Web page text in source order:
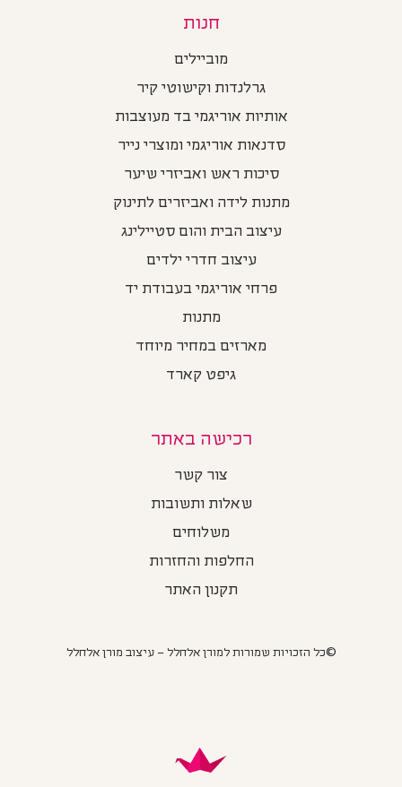
חנות
מוביילים
גרלנדות וקישוטי קיר
אותיות אוריגמי בד מעוצבות
סדנאות אוריגמי ומוצרי נייר
סיכות ראש ואביזרי שיער
מתנות לידה ואביזרים לתינוק
עיצוב הבית והום סטיילינג
עיצוב חדרי ילדים
פרחי אוריגמי בעבודת יד
מתנות
מארזים במחיר מיוחד
גיפט קארד
רכישה באתר
צור קשר
שאלות ותשובות
משלוחים
החלפות והחזרות
תקנון האתר
©כל הזכויות שמורות למורן אלחלל – עיצוב מורן אלחלל